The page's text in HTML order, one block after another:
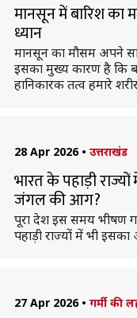
मानसून में बारिश का
ध्यान
मानसून का मौसम अपने
इसका मुख्य कारण है कि
हानिकारक तत्व हमारे
28 Apr 2026 • उत्तराखंड
भारत के पहाड़ी
जंगल की आग?
पूरा देश इस समय भीषण
पहाड़ी राज्यों में भी
27 Apr 2026 • गर्मी की